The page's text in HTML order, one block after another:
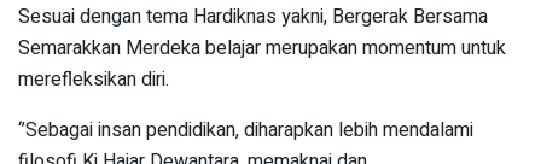
Sesuai dengan tema Hardiknas yakni, Bergerak Bersama
Semarakkan Merdeka belajar merupakan momentum untuk
merefleksikan diri.
‘’Sebagai insan pendidikan, diharapkan lebih mendalami